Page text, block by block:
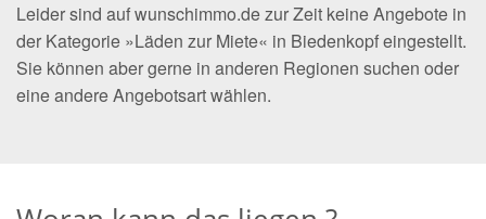
Leider sind auf wunschimmo.de zur Zeit keine Angebote in
der Kategorie »Läden zur Miete« in Biedenkopf eingestellt.
Sie können aber gerne in anderen Regionen suchen oder
eine andere Angebotsart wählen.